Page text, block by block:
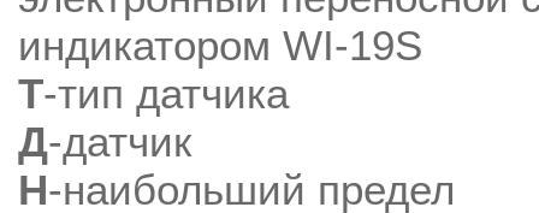
индикатором WI-19S
Т-тип датчика
Д-датчик
Н-наибольший предел